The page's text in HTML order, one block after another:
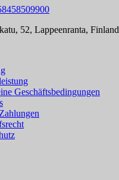
52, Lappeenranta, Finland
Geschäftsbedingungen